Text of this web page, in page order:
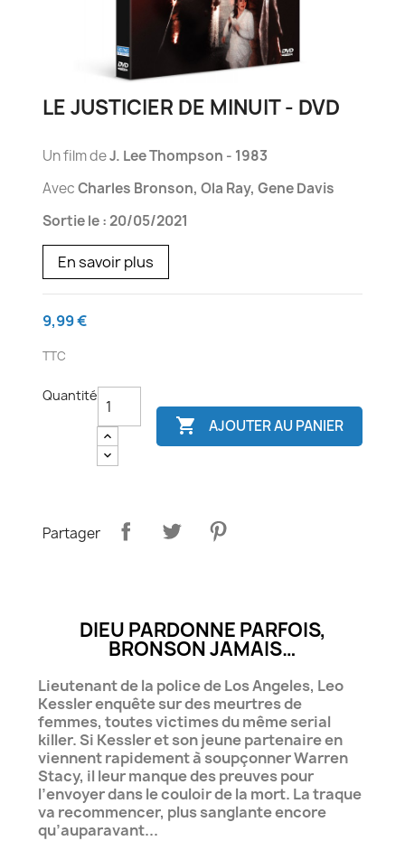
LE JUSTICIER DE MINUIT - DVD
Un film deJ. Lee Thompson - 1983
AvecCharles Bronson, Ola Ray, Gene Davis
Sortie le : 20/05/2021
En savoir plus
9,99 €
TTC
Quantité
 AJOUTER AU PANIER
Partager
DIEU PARDONNE PARFOIS,
BRONSON JAMAIS…
Lieutenant de la police de Los Angeles, Leo
Kessler enquête sur des meurtres de
femmes, toutes victimes du même serial
killer. Si Kessler et son jeune partenaire en
viennent rapidement à soupçonner Warren
Stacy, il leur manque des preuves pour
l’envoyer dans le couloir de la mort. La traque
va recommencer, plus sanglante encore
qu’auparavant...